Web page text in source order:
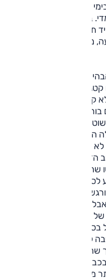
המבחן עמדה צריכת
למדי. בהקשר ישיר לצריכת
תגלו שפתיחת מכסה
מה שלא נתקלנו בו כבר
די מהר שזה לא אחת
היא מרגישה עסוקה
קרביים במידה של
בור או בליטה לא חביבה
מעבירה חבטה מורגשת
המצב מעט משתפר, ומחוץ
לא מחבבת את השיבושים
הזמן, אבל מתמודדת יפה
שהיא קצת רכה, ואם תגזימו
לסוף מהלך המתלה.
רעשי רוח וכביש ככל
מורגש. ומה לגבי הנאה
של מנוע שיאפשר לכם לצבור
האחיזה בסדר גם כן
לנהיגה אך התחושה
שהיא בסדר עם נהיגה
חלקים שם קל יותר
מדי כוח לכביש.